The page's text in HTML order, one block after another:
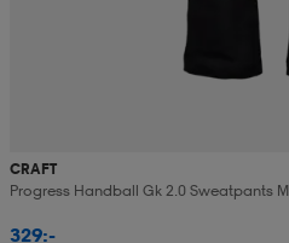
CRAFT
Progress Handball Gk 2.0 Sweatpants M
329:-